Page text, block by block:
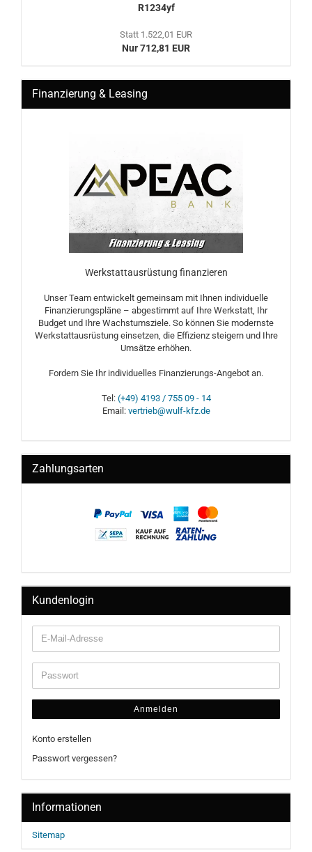
R1234yf
Statt 1.522,01 EUR
Nur 712,81 EUR
Finanzierung & Leasing
Werkstattausrüstung finanzieren
Unser Team entwickelt gemeinsam mit Ihnen individuelle
Finanzierungspläne – abgestimmt auf Ihre Werkstatt, Ihr
Budget und Ihre Wachstumsziele. So können Sie modernste
Werkstattausrüstung einsetzen, die Effizienz steigern und Ihre
Umsätze erhöhen.
Fordern Sie Ihr individuelles Finanzierungs-Angebot an.
Tel: (+49) 4193 / 755 09 - 14
Email: vertrieb@wulf-kfz.de
Zahlungsarten
Kundenlogin
Anmelden
Konto erstellen
Passwort vergessen?
Informationen
Sitemap